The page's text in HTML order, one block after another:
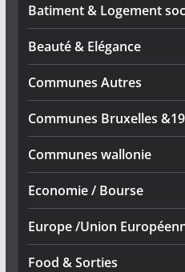
Batiment & Logement
Beauté & Elégance
Communes Autres
Communes Bruxelles
Communes wallonie
Economie / Bourse
Europe /Union
Food & Sorties